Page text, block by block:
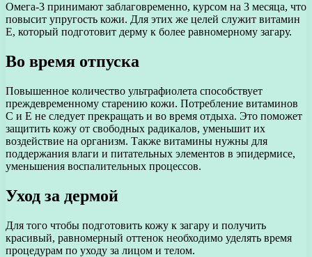
Омега-3 принимают заблаговременно, курсом на 3 месяца, что
повысит упругость кожи. Для этих же целей служит витамин
Е, который подготовит дерму к более равномерному загару.
Во время отпуска
Повышенное количество ультрафиолета способствует
преждевременному старению кожи. Потребление витаминов
С и Е не следует прекращать и во время отдыха. Это поможет
защитить кожу от свободных радикалов, уменьшит их
воздействие на организм. Также витамины нужны для
поддержания влаги и питательных элементов в эпидермисе,
уменьшения воспалительных процессов.
Уход за дермой
Для того чтобы подготовить кожу к загару и получить
красивый, равномерный оттенок необходимо уделять время
процедурам по уходу за лицом и телом.